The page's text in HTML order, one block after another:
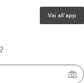
Vai all'app